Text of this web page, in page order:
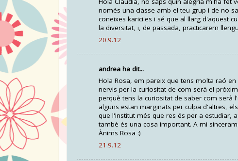
només una classe amb el teu grup i de no
coneixes karici.es i sé que al llarg d'aquest
la diversitat, i, de passada, practicarem
20.9.12
andrea ha dit...
Hola Rosa, em pareix que tens molta raó
nervis per la curiositat de com serà el
perquè tens la curiositat de saber com serà
alguns estan marginats per culpa d'altres,
que l'institut més que res és per a estudiar,
també és una cosa important. A mi
Ànims Rosa :)
21.9.12